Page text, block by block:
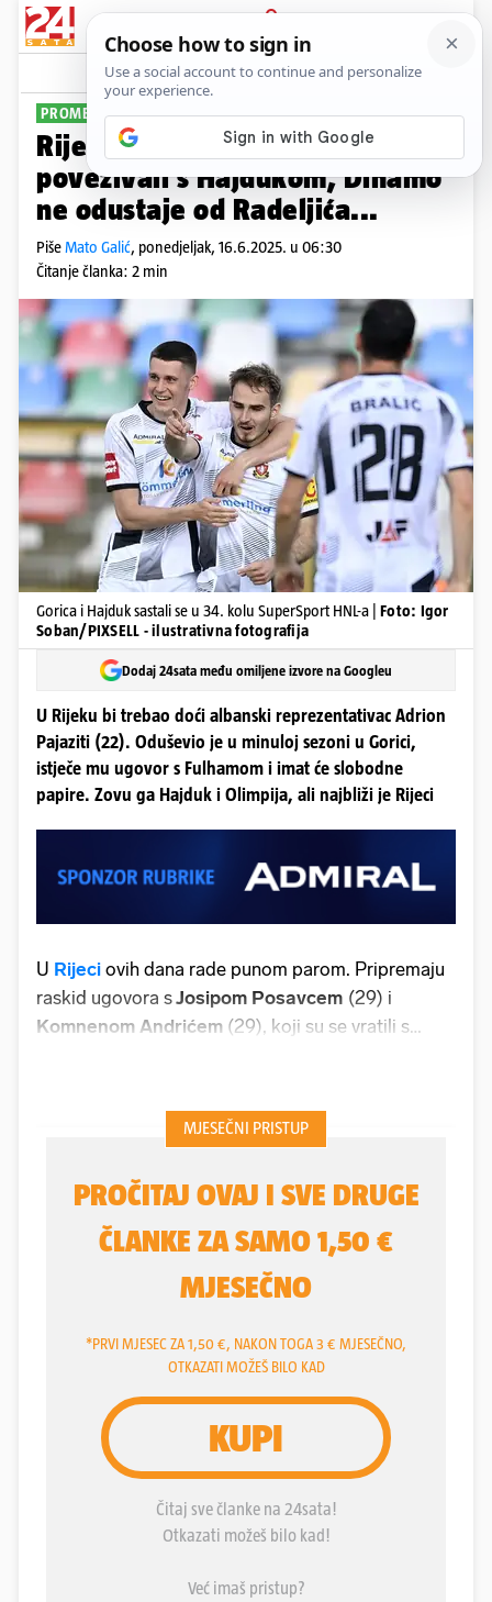
PRIJAVA
Sport Komentari
PROMETNO NA KVARNERU PLUS+
Rijeka uzima dvojicu koje su
povezivali s Hajdukom, Dinamo
ne odustaje od Radeljića...
PišeMato Galić, ponedjeljak, 16.6.2025. u 06:30
Čitanje članka: 2 min
Gorica i Hajduk sastali se u 34. kolu SuperSport HNL-a | Foto: Igor
Soban/PIXSELL - ilustrativna fotografija
Dodaj 24sata među omiljene izvore na Googleu
U Rijeku bi trebao doći albanski reprezentativac Adrion
Pajaziti (22). Oduševio je u minuloj sezoni u Gorici,
istječe mu ugovor s Fulhamom i imat će slobodne
papire. Zovu ga Hajduk i Olimpija, ali najbliži je Rijeci
U Rijeci ovih dana rade punom parom. Pripremaju
raskid ugovora sJosipom Posavcem (29) i
Komnenom Andrićem (29), koji su se vratili s
utakmica i ostao bez gola.